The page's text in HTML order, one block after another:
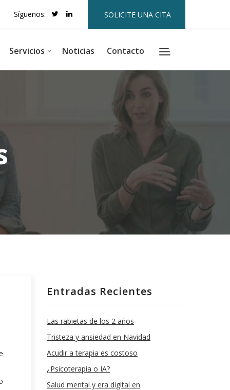
SOLICITE UNA CITA
Síguenos:
Servicios Noticias Contacto
Entradas Recientes
Las rabietas de los 2 años
Tristeza y ansiedad en Navidad
Acudir a terapia es costoso
¿Psicoterapia o IA?
Salud mental y era digital en